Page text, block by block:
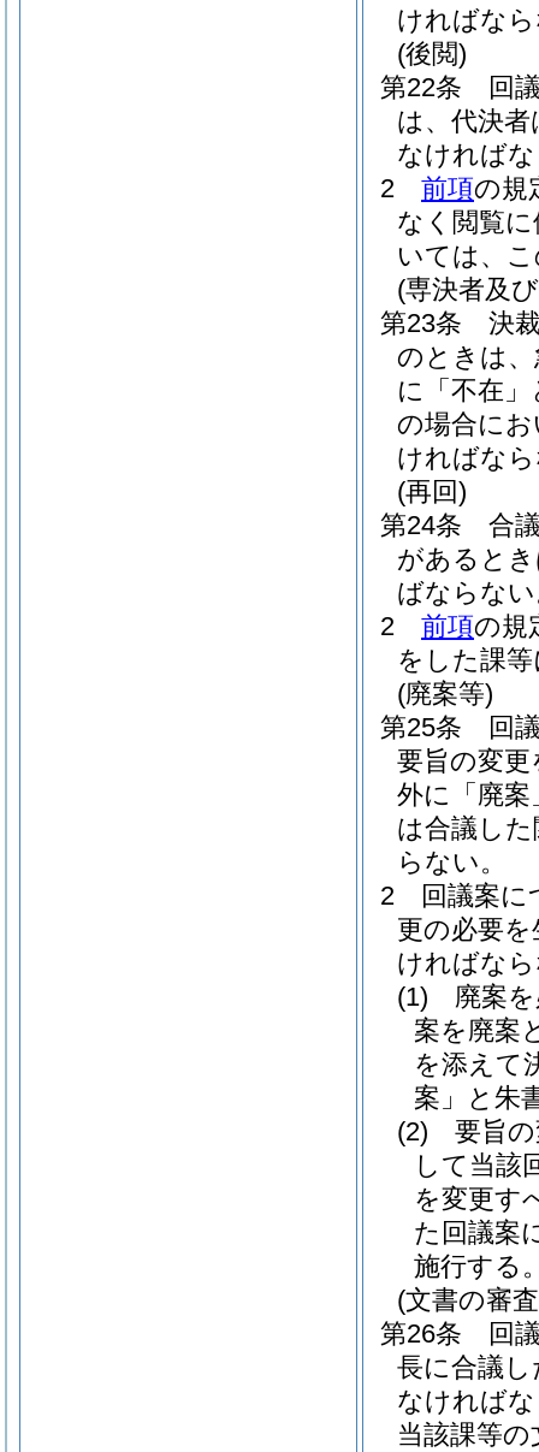
ければな
(後閲)
第22条
回
は、代決
なければ
2
前項の規
なく閲覧
いては、
(専決者及
第23条
決
のときは
に「不在
の場合に
ければな
(再回)
第24条
合
があると
ばならな
2
前項の規
をした課
(廃案等)
第25条
回
要旨の変
外に「廃
は合議し
らない。
2
回議案
更の必要
ければな
(1)
廃案
案を廃案
を添えて
案」と朱
(2)
要旨
して当該
を変更す
た回議案
施行する
(文書の審
第26条
回
長に合議
なければ
当該課等